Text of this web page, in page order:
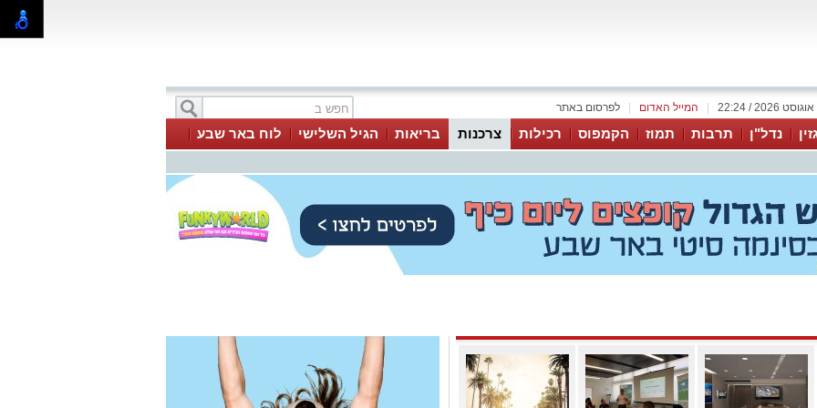
לפרסום באתר המייל האדום
נדל"ן תרבות תמוז הקמפוס רכילות צרכנות בריאות הגיל השלישי
לוח באר שבע